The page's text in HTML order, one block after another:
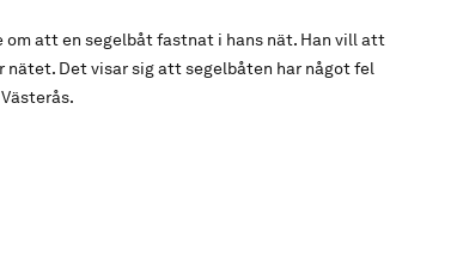
att en segelbåt fastnat i hans nät. Han vill att
Det visar sig att segelbåten har något fel